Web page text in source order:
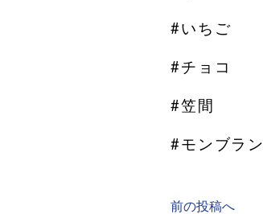
#いちご
#チョコ
#笠間
#モンブラン
前の投稿へ